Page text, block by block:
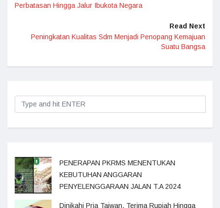
Perbatasan Hingga Jalur Ibukota Negara
Read Next
Peningkatan Kualitas Sdm Menjadi Penopang Kemajuan
Suatu Bangsa
PENERAPAN PKRMS MENENTUKAN
KEBUTUHAN ANGGARAN
PENYELENGGARAAN JALAN T.A 2024
Dinikahi Pria Taiwan, Terima Rupiah Hingga